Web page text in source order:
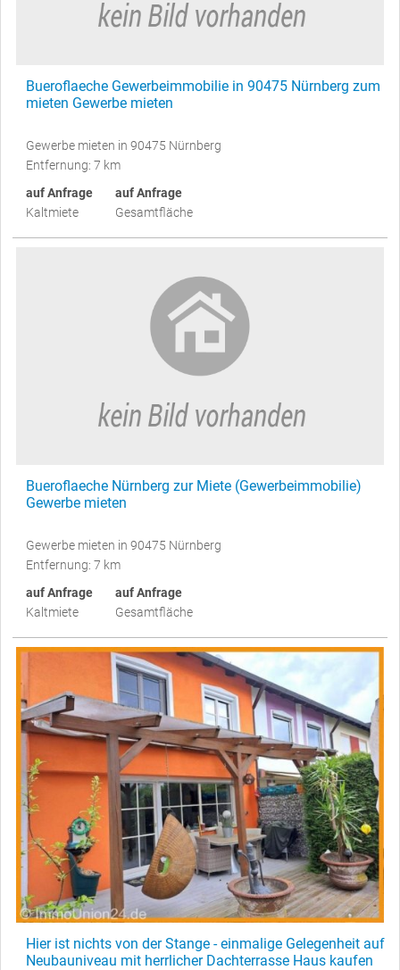
Bueroflaeche Gewerbeimmobilie in 90475 Nürnberg zum
mieten Gewerbe mieten
Gewerbe mieten in 90475 Nürnberg
Entfernung: 7 km
auf Anfrage
Kaltmiete
auf Anfrage
Gesamtfläche
Bueroflaeche Nürnberg zur Miete (Gewerbeimmobilie)
Gewerbe mieten
Gewerbe mieten in 90475 Nürnberg
Entfernung: 7 km
auf Anfrage
Kaltmiete
auf Anfrage
Gesamtfläche
Hier ist nichts von der Stange - einmalige Gelegenheit auf
Neubauniveau mit herrlicher Dachterrasse Haus kaufen